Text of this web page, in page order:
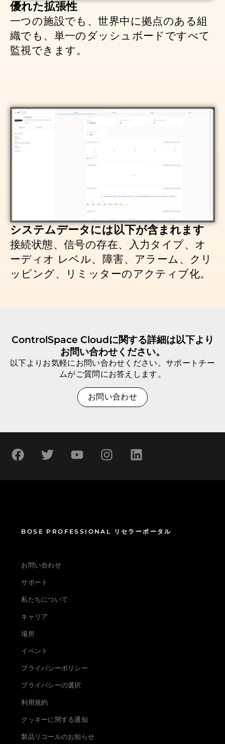
優れた拡張性
一つの施設でも、世界中に拠点のある組
織でも、単一のダッシュボードですべて
監視できます。
システムデータには以下が含まれます
接続状態、信号の存在、入力タイプ、オ
ーディオ レベル、障害、アラーム、クリ
ッピング、リミッターのアクティブ化。
ControlSpace Cloudに関する詳細は以下より
お問い合わせください。
以下よりお気軽にお問い合わせください。サポートチー
ムがご質問にお答えします。
お問い合わせ
BOSE PROFESSIONAL リセラーポータル
お問い合わせ
サポート
私たちについて
キャリア
場所
イベント
プライバシーポリシー
プライバシーの選択
利用規約
クッキーに関する通知
製品リコールのお知らせ